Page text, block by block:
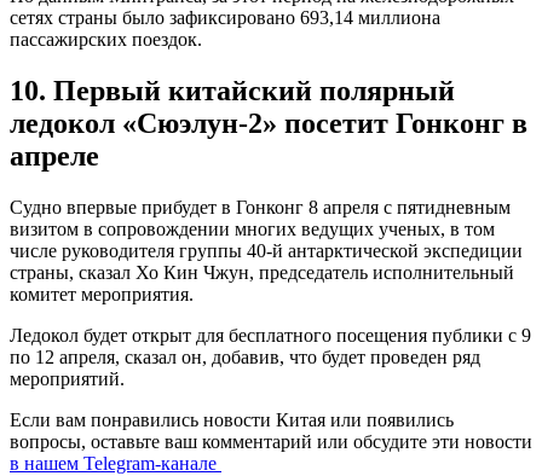
сетях страны было зафиксировано 693,14 миллиона
пассажирских поездок.
10. Первый китайский полярный
ледокол «Сюэлун-2» посетит Гонконг в
апреле
Судно впервые прибудет в Гонконг 8 апреля с пятидневным
визитом в сопровождении многих ведущих ученых, в том
числе руководителя группы 40-й антарктической экспедиции
страны, сказал Хо Кин Чжун, председатель исполнительный
комитет мероприятия.
Ледокол будет открыт для бесплатного посещения публики с 9
по 12 апреля, сказал он, добавив, что будет проведен ряд
мероприятий.
Если вам понравились новости Китая или появились
вопросы, оставьте ваш комментарий или обсудите эти новости
в нашем Telegram-канале